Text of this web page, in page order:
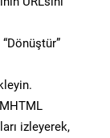
izleyerek,